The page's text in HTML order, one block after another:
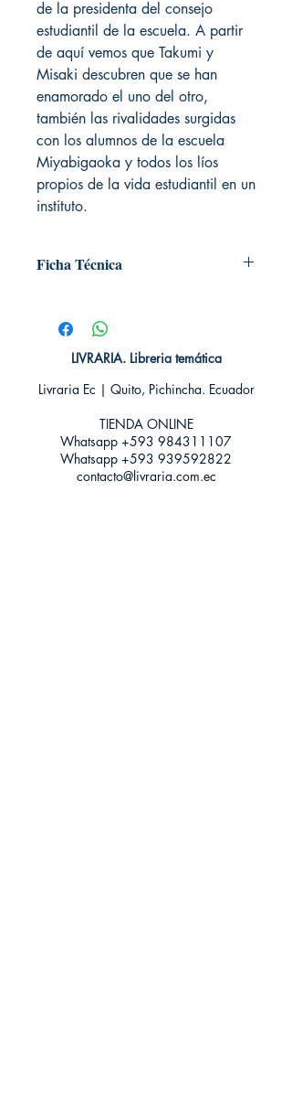
de la presidenta del consejo
estudiantil de la escuela. A partir
de aquí vemos que Takumi y
Misaki descubren que se han
enamorado el uno del otro,
también las rivalidades surgidas
con los alumnos de la escuela
Miyabigaoka y todos los líos
propios de la vida estudiantil en un
instituto.
Ficha Técnica
Editorial: IVREA
Idioma: Castellano
Encuadernación: Tapa blanda
Categoría: SHOJO MANGA
LIVRARIA. Libreria temática
Livraria Ec | Quito, Pichincha. Ecuador
TIENDA ONLINE​
Whatsapp +593 984311107
Whatsapp +593 939592822
contacto@livraria.com.ec